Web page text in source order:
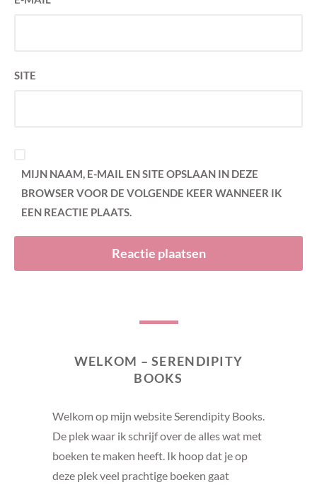
SITE
MIJN NAAM, E-MAIL EN SITE OPSLAAN IN DEZE
BROWSER VOOR DE VOLGENDE KEER WANNEER IK
EEN REACTIE PLAATS.
WELKOM – SERENDIPITY
BOOKS
Welkom op mijn website Serendipity Books.
De plek waar ik schrijf over de alles wat met
boeken te maken heeft. Ik hoop dat je op
deze plek veel prachtige boeken gaat